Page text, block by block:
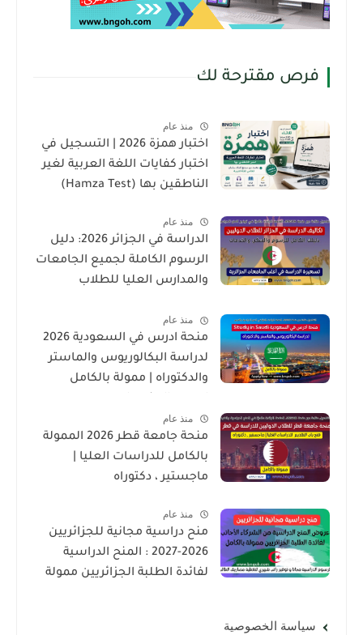
فرص مقترحة لك
منذ عام
اختبار همزة 2026 | التسجيل في
اختبار كفايات اللغة العربية لغير
الناطقين بها (Hamza Test)
منذ عام
الدراسة في الجزائر 2026: دليل
الرسوم الكاملة لجميع الجامعات
والمدارس العليا للطلاب
منذ عام
منحة ادرس في السعودية 2026
لدراسة البكالوريوس والماستر
والدكتوراه | ممولة بالكامل
منذ عام
منحة جامعة قطر 2026 الممولة
بالكامل للدراسات العليا |
ماجستير ، دكتوراه
منذ عام
منح دراسية مجانية للجزائريين
2026-2027 : المنح الدراسية
لفائدة الطلبة الجزائريين ممولة
سياسة الخصوصية